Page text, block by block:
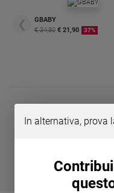
Interviste
Chiesa
❮
GBABY
€ 34,80 € 21,90 37%
In alternativa, prova